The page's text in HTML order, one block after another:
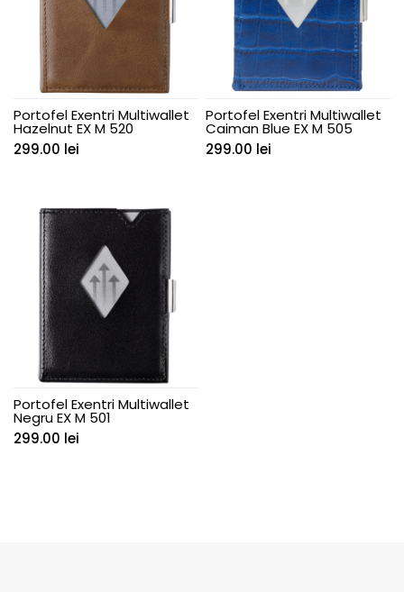
Portofel Exentri Multiwallet
Hazelnut EX M 520
299.00 lei
Portofel Exentri Multiwallet
Caiman Blue EX M 505
299.00 lei
Portofel Exentri Multiwallet
Negru EX M 501
299.00 lei